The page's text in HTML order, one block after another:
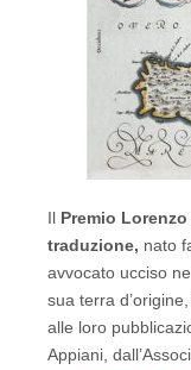
Il Premio
traduzione, nato
avvocato ucciso
sua terra
alle loro
Appiani,